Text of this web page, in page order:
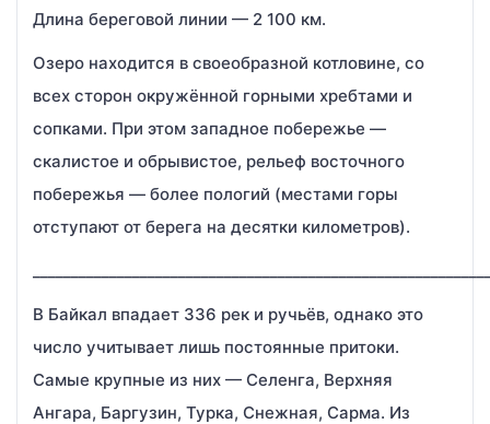
Длина береговой линии — 2 100 км.
Озеро находится в своеобразной котловине, со
всех сторон окружённой горными хребтами и
сопками. При этом западное побережье —
скалистое и обрывистое, рельеф восточного
побережья — более пологий (местами горы
отступают от берега на десятки километров).
В Байкал впадает 336 рек и ручьёв, однако это
число учитывает лишь постоянные притоки.
Самые крупные из них — Селенга, Верхняя
Ангара, Баргузин, Турка, Снежная, Сарма. Из